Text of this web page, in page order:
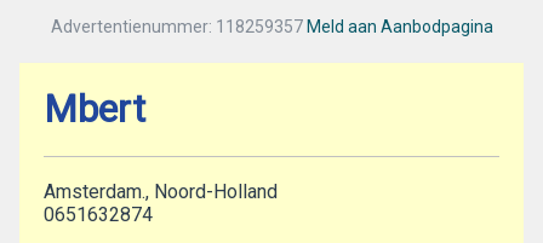
Advertentienummer: 118259357 Meld aan Aanbodpagina
Mbert
Amsterdam., Noord-Holland
0651632874